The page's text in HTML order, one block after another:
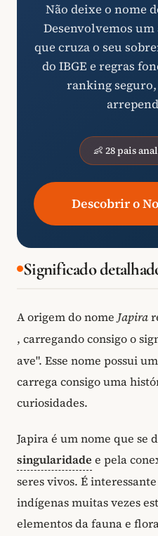
Não deixe o nome
Desenvolvemos
que cruza o seu
do IBGE e regras
ranking
👶 28 pais
Descobrir o
Significado
A origem do nome Japira
, carregando consigo o
ave". Esse nome possui
carrega consigo uma
curiosidades.
Japira é um nome que se
singularidade e pela
seres vivos. É
indígenas muitas vezes
elementos da fauna e